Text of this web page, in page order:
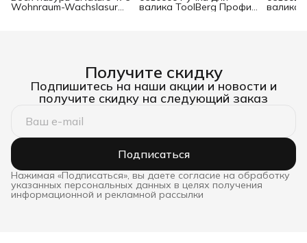
Wohnraum-Wachslasur валика ToolBerg Профи валика
Получите скидку
Подпишитесь на наши акции и новости и
получите скидку на следующий заказ
Подписаться
Нажимая «Подписаться», вы даете согласие на обработку
указанных персональных данных в целях получения
информационной и рекламной рассылки